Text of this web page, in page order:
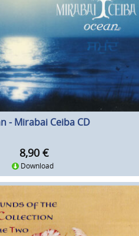
- Mirabai Ceiba CD
8,90 €
Download